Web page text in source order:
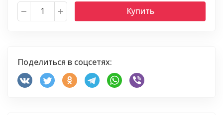
Купить
Поделиться в соцсетях: